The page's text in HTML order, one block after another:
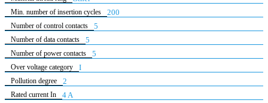
Min. number of insertion cycles 200
Number of control contacts 5
Number of data contacts 5
Number of power contacts 5
Over voltage category I
Pollution degree 2
Rated current In 4 A